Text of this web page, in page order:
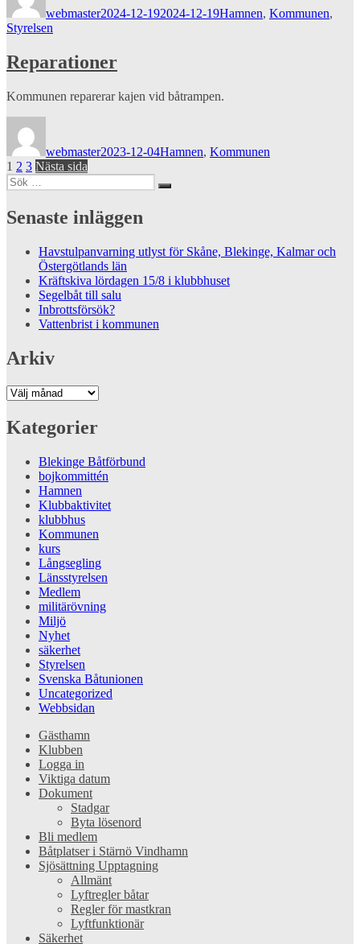
webmaster2024-12-192024-12-19Hamnen, Kommunen,
Styrelsen
Reparationer
Kommunen reparerar kajen vid båtrampen.
webmaster2023-12-04Hamnen, Kommunen
Sidnumrering
för
inlägg
Sida
1 Sida
2 Sida
3 Nästa sida
Sök
efter:
Sök
Senaste inläggen
Havstulpanvarning utlyst för Skåne, Blekinge, Kalmar och
Östergötlands län
Kräftskiva lördagen 15/8 i klubbhuset
Segelbåt till salu
Inbrottsförsök?
Vattenbrist i kommunen
Arkiv
Arkiv
Kategorier
Blekinge Båtförbund
bojkommittén
Hamnen
Klubbaktivitet
klubbhus
Kommunen
kurs
Långsegling
Länsstyrelsen
Medlem
militärövning
Miljö
Nyhet
säkerhet
Styrelsen
Svenska Båtunionen
Uncategorized
Webbsidan
Gästhamn
Klubben
Logga in
Viktiga datum
Dokument
Stadgar
Byta lösenord
Bli medlem
Båtplatser i Stärnö Vindhamn
Sjösättning Upptagning
Allmänt
Lyftregler båtar
Regler för mastkran
Lyftfunktionär
Säkerhet